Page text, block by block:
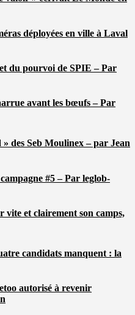
déployées en ville à Laval
du pourvoi de SPIE – Par
avant les bœufs – Par
des Seb Moulinex – par Jean
#5 – Par leglob-
vite et clairement son camps,
candidats manquent : la
autorisé à revenir